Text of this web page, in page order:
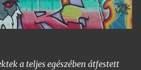
a teljes egészében átfestett